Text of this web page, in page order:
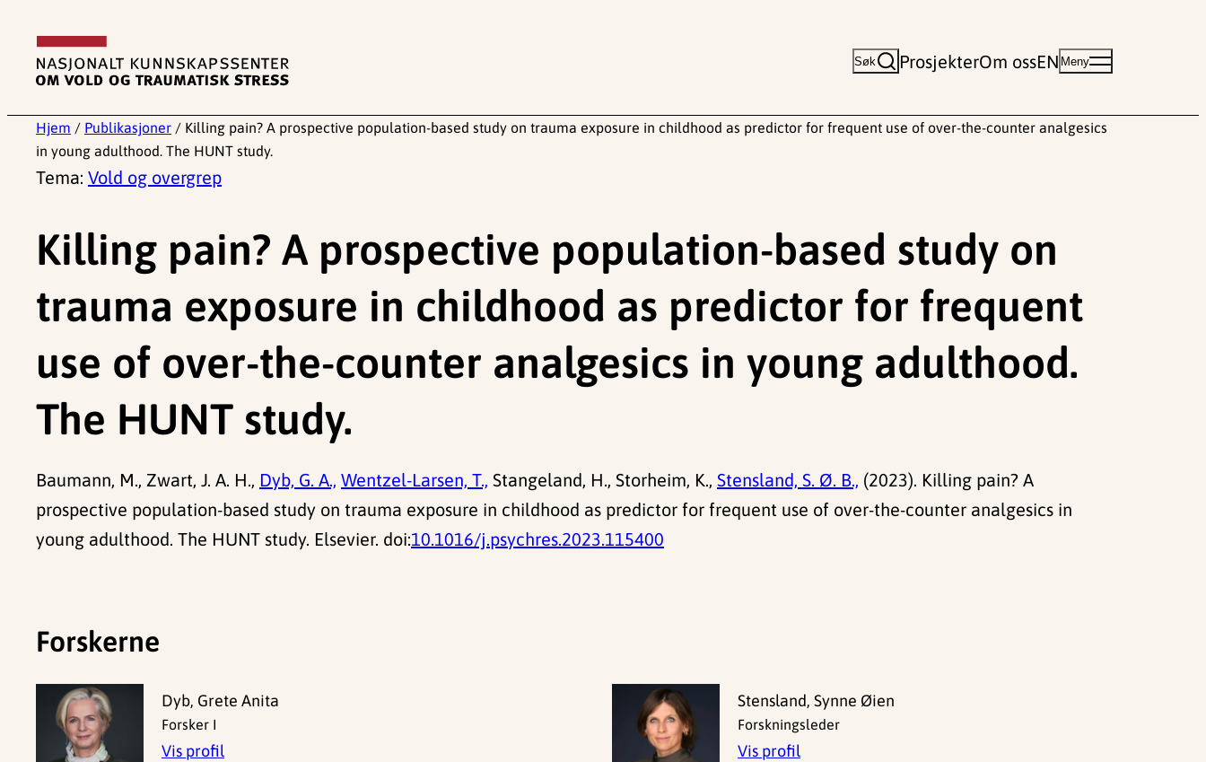
innhold
Søk ProsjekterOm ossEN Meny
Hjem / Publikasjoner / Killing pain? A prospective population-based study on trauma exposure in childhood as predictor for frequent use of over-the-counter analgesics
in young adulthood. The HUNT study.
Tema: Vold og overgrep
Killing pain? A prospective population-based study on
trauma exposure in childhood as predictor for frequent
use of over-the-counter analgesics in young adulthood.
The HUNT study.
Baumann, M., Zwart, J. A. H., Dyb, G. A., Wentzel-Larsen, T., Stangeland, H., Storheim, K., Stensland, S. Ø. B., (2023). Killing pain? A
prospective population-based study on trauma exposure in childhood as predictor for frequent use of over-the-counter analgesics in
young adulthood. The HUNT study. Elsevier. doi:10.1016/j.psychres.2023.115400
Forskerne
Dyb, Grete Anita
Forsker I
Vis profil
Stensland, Synne Øien
Forskningsleder
Vis profil